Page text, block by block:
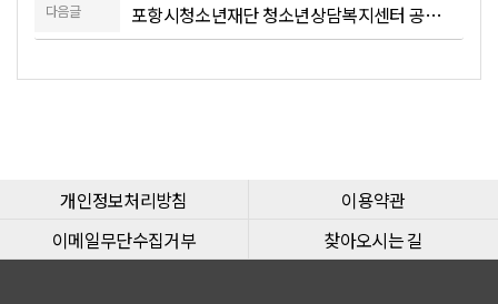
다음글 포항시청소년재단 청소년상담복지센터 공무직근로자 채용 공고
개인정보처리방침
이용약관
이메일무단수집거부
찾아오시는 길